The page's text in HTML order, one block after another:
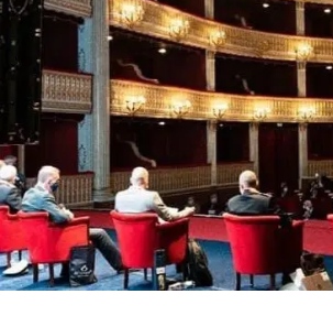
SANITÀ
SPORT
CULTURA
AMBIENTE
Streaming
LAC TV
LAC NETWORK